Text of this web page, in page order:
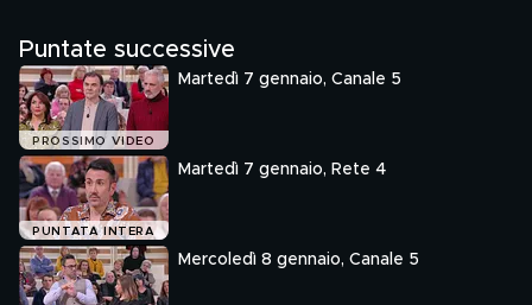
Puntate successive
PROSSIMO VIDEO
Martedì 7 gennaio, Canale 5
PUNTATA INTERA
Martedì 7 gennaio, Rete 4
Mercoledì 8 gennaio, Canale 5